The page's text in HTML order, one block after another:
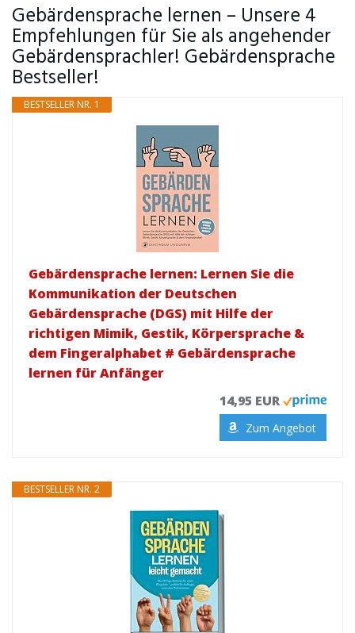
Gebärdensprache lernen – Unsere 4
Empfehlungen für Sie als angehender
Gebärdensprachler! Gebärdensprache
Bestseller!
BESTSELLER NR. 1
Gebärdensprache lernen: Lernen Sie die
Kommunikation der Deutschen
Gebärdensprache (DGS) mit Hilfe der
richtigen Mimik, Gestik, Körpersprache &
dem Fingeralphabet # Gebärdensprache
lernen für Anfänger
14,95 EUR
Zum Angebot
BESTSELLER NR. 2